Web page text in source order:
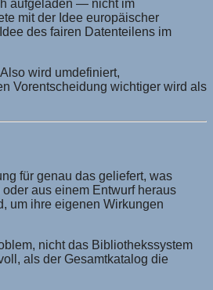
aufgeladen — nicht im
mit der Idee europäischer
des fairen Datenteilens im
wird umdefiniert,
Vorentscheidung wichtiger wird als
für genau das geliefert, was
aus einem Entwurf heraus
um ihre eigenen Wirkungen
nicht das Bibliothekssystem
als der Gesamtkatalog die